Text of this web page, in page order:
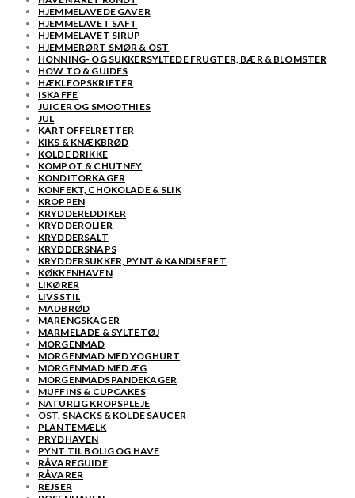
HJEMMELAVEDE GAVER
HJEMMELAVET SAFT
HJEMMELAVET SIRUP
HJEMMERØRT SMØR & OST
HONNING- OG SUKKERSYLTEDE FRUGTER, BÆR & BLOMSTER
HOW TO & GUIDES
HÆKLEOPSKRIFTER
ISKAFFE
JUICER OG SMOOTHIES
JUL
KARTOFFELRETTER
KIKS & KNÆKBRØD
KOLDE DRIKKE
KOMPOT & CHUTNEY
KONDITORKAGER
KONFEKT, CHOKOLADE & SLIK
KROPPEN
KRYDDEREDDIKER
KRYDDEROLIER
KRYDDERSALT
KRYDDERSNAPS
KRYDDERSUKKER, PYNT & KANDISERET
KØKKENHAVEN
LIKØRER
LIVSSTIL
MADBRØD
MARENGSKAGER
MARMELADE & SYLTETØJ
MORGENMAD
MORGENMAD MED YOGHURT
MORGENMAD MED ÆG
MORGENMADSPANDEKAGER
MUFFINS & CUPCAKES
NATURLIG KROPSPLEJE
OST, SNACKS & KOLDE SAUCER
PLANTEMÆLK
PRYDHAVEN
PYNT TIL BOLIG OG HAVE
RÅVAREGUIDE
RÅVARER
REJSER